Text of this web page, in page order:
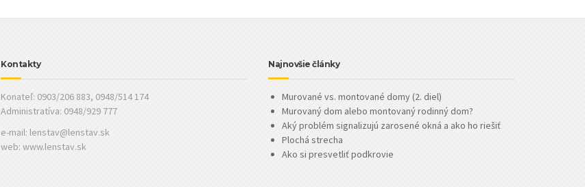
Kontakty
Konateľ: 0903/206 883, 0948/514 174
Administratíva: 0948/929 777
e-mail: lenstav@lenstav.sk
web: www.lenstav.sk
Najnovšie články
Murované vs. montované domy (2. diel)
Murovaný dom alebo montovaný rodinný dom?
Aký problém signalizujú zarosené okná a ako ho riešiť
Plochá strecha
Ako si presvetliť podkrovie